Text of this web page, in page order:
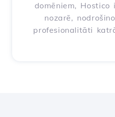
domēniem,
nozarē,
profesionalitāti